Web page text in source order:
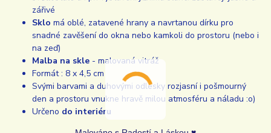
zářivé
Sklo má oblé, zatavené hrany a navrtanou dírku pro
snadné zavěšení do okna nebo kamkoli do prostoru (nebo i
na zeď)
Malba na skle - malovaná vitráž
Formát : 8 x 4,5 cm
Svými barvami a duhovými odlesky rozjasní i pošmourný
den a prostoru vnukne hravě milou atmosféru a náladu :o)
Určeno do interiéru